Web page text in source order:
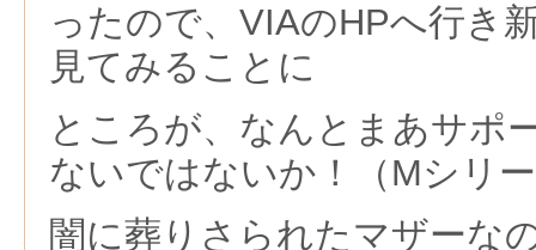
ったので、VIAのHPへ行き
見てみることに
ところが、なんとまあサポ
ないではないか！（Mシリ
闇に葬りさられたマザーな